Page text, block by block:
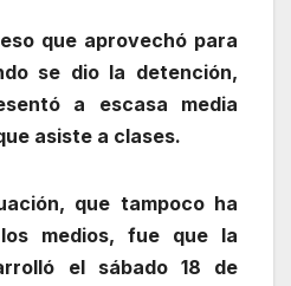
que aprovechó para
se dio la detención,
a escasa media
asiste a clases.
que tampoco ha
medios, fue que la
el sábado 18 de